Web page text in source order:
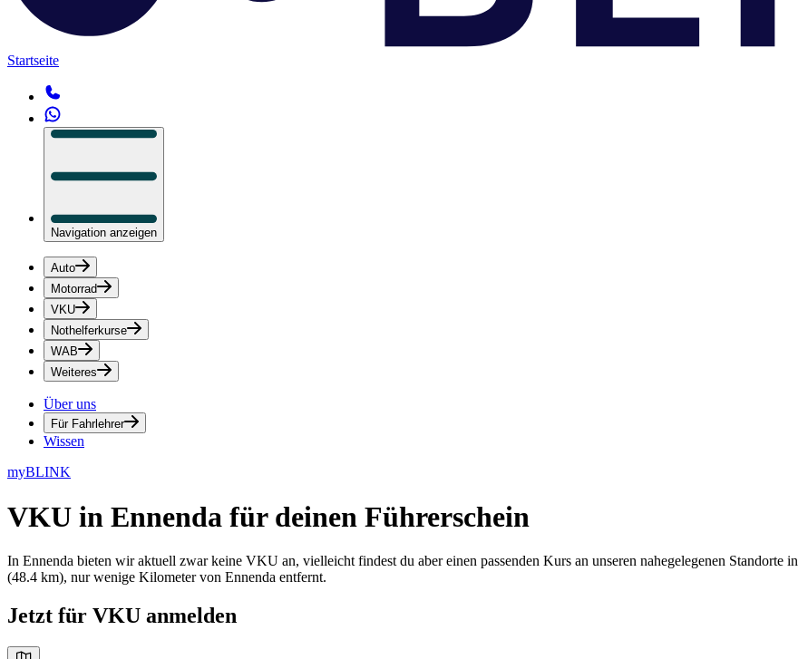
Startseite
Navigation anzeigen
Auto
Motorrad
VKU
Nothelferkurse
WAB
Weiteres
Über uns
Für Fahrlehrer
Wissen
myBLINK
VKU in Ennenda für deinen Führerschein
In Ennenda bieten wir aktuell zwar keine VKU an, vielleicht findest du aber einen passenden Kurs an unseren nahegelegenen Standorte in
(48.4 km), nur wenige Kilometer von Ennenda entfernt.
Jetzt für VKU anmelden